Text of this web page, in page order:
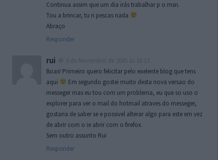
Continua assim que um dia irás trabalhar p o msn.
Tou a brincar, tu n pescas nada
Abraço
Responder
rui
Boas! Primeiro quero felicitar pelo exelente blog que tens
aqui
Em segundo gostei muito desta nova versao do
messeger mas eu tou com um problema, eu que so uso o
explorer para ver o mail do hotmail atraves do messeger,
gostaria de saber se e possivel alterar algo para este em vez
de abrir com o ie abrir com o firefox.
Sem outro assunto Rui
Responder